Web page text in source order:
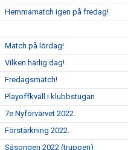
Hemmamatch igen på fredag!
Match på lördag!
Vilken härlig dag!
Fredagsmatch!
Playoffkväll i klubbstugan
7e Nyförvärvet 2022.
Förstärkning 2022.
Säsongen 2022 (truppen)